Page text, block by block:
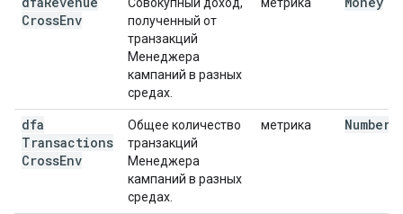
CrossEnv
полученный от
транзакций
Менеджера
кампаний в разных
средах.
dfa
Transactions
CrossEnv
Общее количество
транзакций
Менеджера
кампаний в разных
средах.
метрика Number